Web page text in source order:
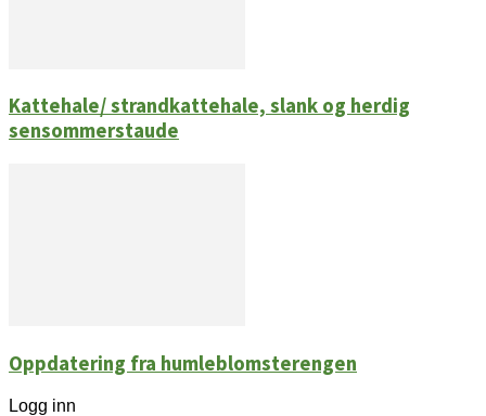
Kattehale/ strandkattehale, slank og herdig
sensommerstaude
Oppdatering fra humleblomsterengen
Logg inn